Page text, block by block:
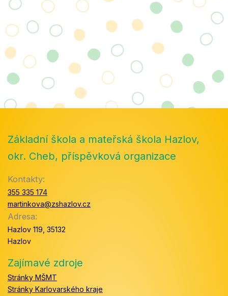
Základní škola a mateřská škola Hazlov,
okr. Cheb, příspěvková organizace
Kontakty:
355 335 174
martinkova@zshazlov.cz
Adresa:
Hazlov 119, 35132
Hazlov
Zajímavé zdroje
Stránky MŠMT
Stránky Karlovarského kraje